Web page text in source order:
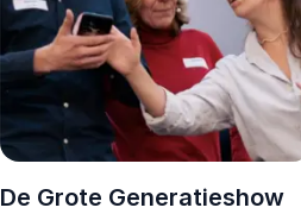
De Grote Generatieshow